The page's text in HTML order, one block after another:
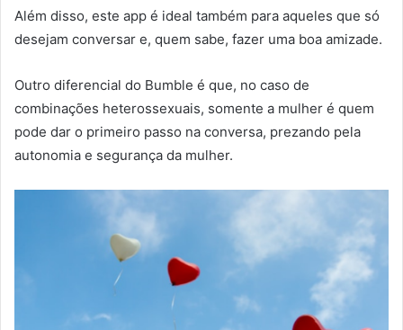
Além disso, este app é ideal também para aqueles que só
desejam conversar e, quem sabe, fazer uma boa amizade.
Outro diferencial do Bumble é que, no caso de
combinações heterossexuais, somente a mulher é quem
pode dar o primeiro passo na conversa, prezando pela
autonomia e segurança da mulher.